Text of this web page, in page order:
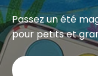
Passez un été
pour petits et